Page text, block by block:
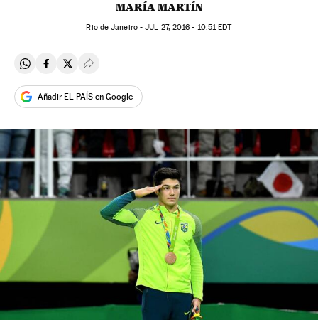
MARÍA MARTÍN
Rio de Janeiro -JUL 27, 2016 - 10:51EDT
Compartir en Whatsapp
Compartir en Facebook
Compartir en Twitter
Desplegar Redes Sociales
Añadir EL PAÍS en Google